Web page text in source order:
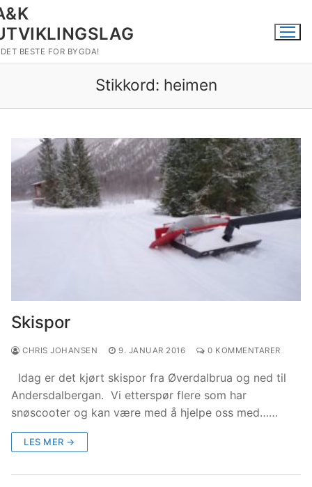
Hopp
til
innholdet
BESTE FOR BYGDA!
Stikkord: heimen
Skispor
CHRIS JOHANSEN 9. JANUAR 2016 0 KOMMENTARER
Idag er det kjørt skispor fra Øverdalbrua og ned til
Andersdalbergan. Vi etterspør flere som har
snøscooter og kan være med å hjelpe oss med……
LES MER →